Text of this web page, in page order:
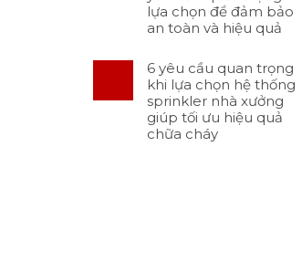
lựa chọn để đảm bảo
an toàn và hiệu quả
6 yêu cầu quan trọng
khi lựa chọn hệ thống
sprinkler nhà xưởng
giúp tối ưu hiệu quả
chữa cháy